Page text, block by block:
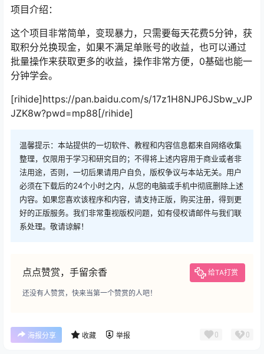
项目介绍：
这个项目非常简单，变现暴力，只需要每天花费5分钟，获
取积分兑换现金，如果不满足单账号的收益，也可以通过
批量操作来获取更多的收益，操作非常方便，0基础也能一
分钟学会。
[rihide]https://pan.baidu.com/s/17z1H8NJP6JSbw_vJP
JZK8w?pwd=mp88[/rihide]
温馨提示：本站提供的一切软件、教程和内容信息都来自网络收集
整理，仅限用于学习和研究目的；不得将上述内容用于商业或者非
法用途，否则，一切后果请用户自负，版权争议与本站无关。用户
必须在下载后的24个小时之内，从您的电脑或手机中彻底删除上述
内容。如果您喜欢该程序和内容，请支持正版，购买注册，得到更
好的正版服务。我们非常重视版权问题，如有侵权请邮件与我们联
系处理。敬请谅解！
点点赞赏，手留余香 给TA打赏
还没有人赞赏，快来当第一个赞赏的人吧！
海报分享 收藏 举报 0 0